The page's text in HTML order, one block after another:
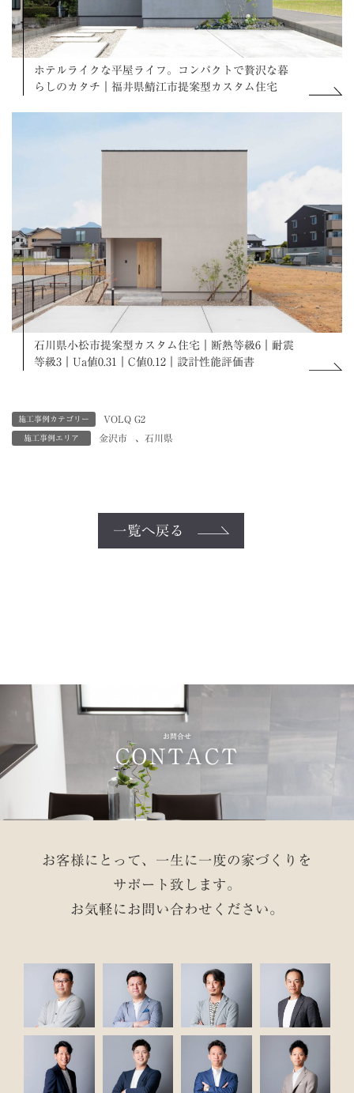
ホテルライクな平屋ライフ。コンパクトで贅沢な暮
らしのカタチ｜福井県鯖江市提案型カスタム住宅
石川県小松市提案型カスタム住宅｜断熱等級6｜耐震
等級3｜Ua値0.31｜C値0.12｜設計性能評価書
施工事例カテゴリー VOLQ G2
施工事例エリア 金沢市 、 石川県
一覧へ戻る
お問合せ
CONTACT
お客様にとって、一生に一度の家づくりを
サポート致します。
お気軽にお問い合わせください。